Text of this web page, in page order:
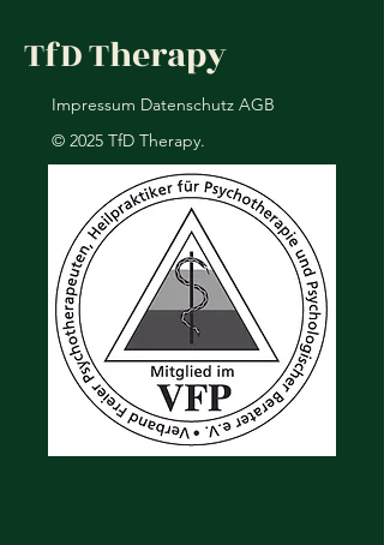
TfD Therapy
Impressum Datenschutz AGB
© 2025 TfD Therapy.